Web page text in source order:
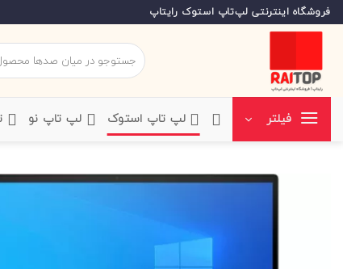
Skip
to
فروشگاه اینترنتی لپ‌تاپ استوک رایتاپ
جستجو
برای:
فیلتر ‌لپ تاپ استوک ‌لپ تاپ نو